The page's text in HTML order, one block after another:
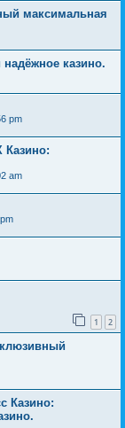
максимальная
казино.
pm
Казино:
am
1 2
Казино: